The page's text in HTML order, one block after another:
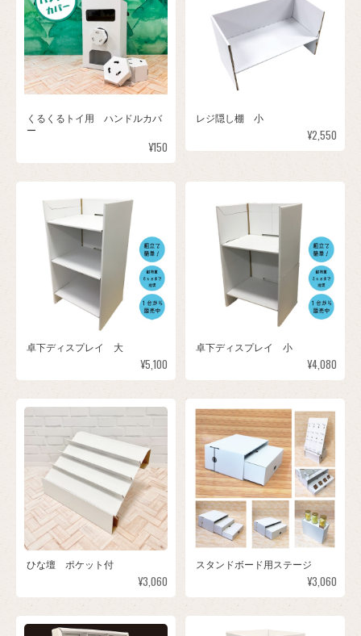
くるくるトイ用 ハンドルカバ
ー
¥150
レジ隠し棚 小
¥2,550
卓下ディスプレイ 大
¥5,100
卓下ディスプレイ 小
¥4,080
ひな壇 ポケット付
¥3,060
スタンドボード用ステージ
¥3,060